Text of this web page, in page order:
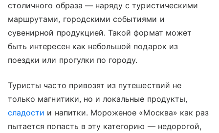
столичного образа — наряду с туристическими
маршрутами, городскими событиями и
сувенирной продукцией. Такой формат может
быть интересен как небольшой подарок из
поездки или прогулки по городу.
Туристы часто привозят из путешествий не
только магнитики, но и локальные продукты,
сладости и напитки. Мороженое «Москва» как раз
пытается попасть в эту категорию — недорогой,